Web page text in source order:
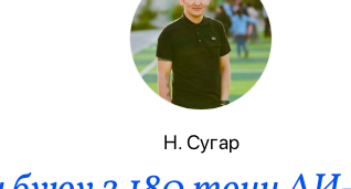
Элчин Сайд
Парламент
Засгийн Газар
Н. Сугар